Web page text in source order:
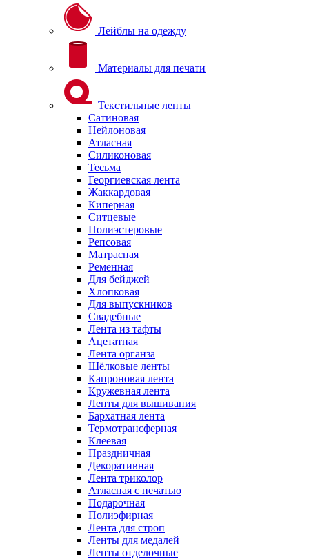
Лейблы на одежду
Материалы для печати
Текстильные ленты
Сатиновая
Нейлоновая
Атласная
Силиконовая
Тесьма
Георгиевская лента
Жаккардовая
Киперная
Ситцевые
Полиэстеровые
Репсовая
Матрасная
Ременная
Для бейджей
Хлопковая
Для выпускников
Свадебные
Лента из тафты
Ацетатная
Лента органза
Шёлковые ленты
Капроновая лента
Кружевная лента
Ленты для вышивания
Бархатная лента
Термотрансферная
Клеевая
Праздничная
Декоративная
Лента триколор
Атласная с печатью
Подарочная
Полиэфирная
Лента для строп
Ленты для медалей
Ленты отделочные